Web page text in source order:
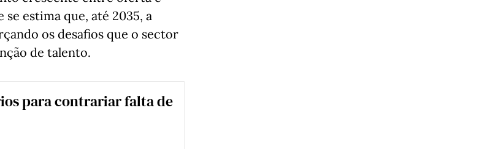
estima que, até 2035, a
os desafios que o sector
de talento.
para contrariar falta de